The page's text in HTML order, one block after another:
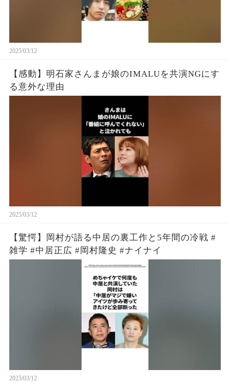
2025/03/12
【感動】明石家さんまが娘のIMALUを共演NGにす
る意外な理由
2025/03/12
【驚愕】岡村が語る中居の裏工作と5年間の冷戦 #
雑学 #中居正広 #岡村隆史 #ナイナイ
2025/03/12